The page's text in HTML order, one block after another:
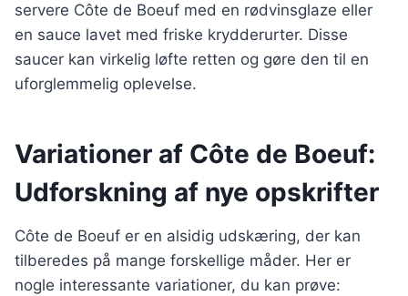
servere Côte de Boeuf med en rødvinsglaze eller
en sauce lavet med friske krydderurter. Disse
saucer kan virkelig løfte retten og gøre den til en
uforglemmelig oplevelse.
Variationer af Côte de Boeuf:
Udforskning af nye opskrifter
Côte de Boeuf er en alsidig udskæring, der kan
tilberedes på mange forskellige måder. Her er
nogle interessante variationer, du kan prøve: